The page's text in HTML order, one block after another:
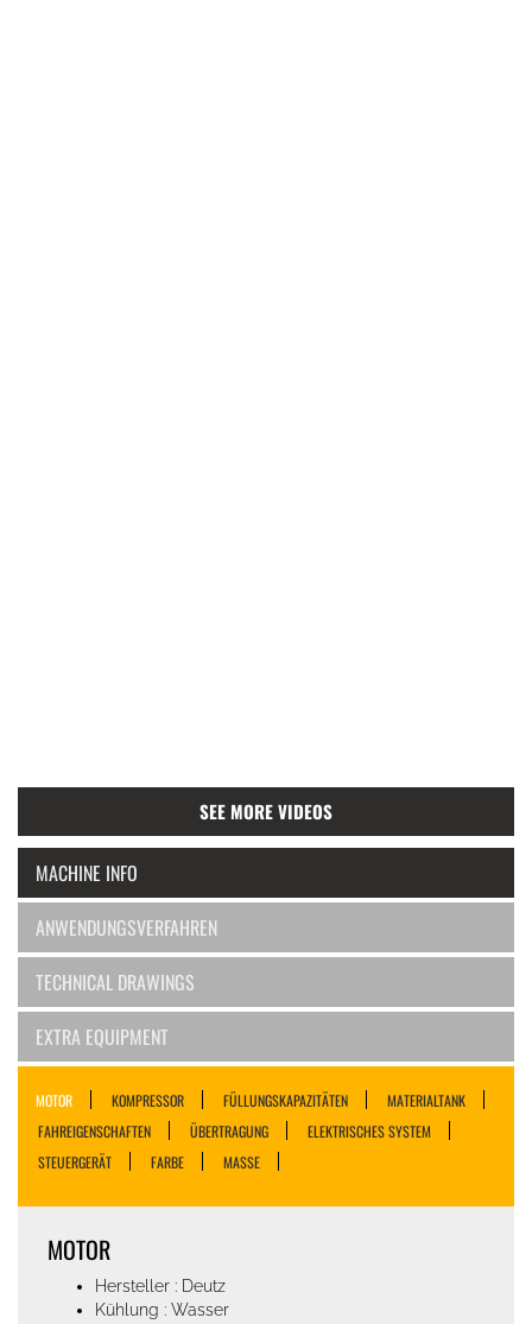
SEE MORE VIDEOS
MACHINE INFO
ANWENDUNGSVERFAHREN
TECHNICAL DRAWINGS
EXTRA EQUIPMENT
MOTOR KOMPRESSOR FÜLLUNGSKAPAZITÄTEN
MATERIALTANK
FAHREIGENSCHAFTEN
ÜBERTRAGUNG
ELEKTRISCHES SYSTEM
STEUERGERÄT
FARBE MASSE
MOTOR
Hersteller : Deutz
Kühlung : Wasser